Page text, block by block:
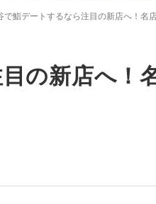
で鮨デートするなら注目の新店へ！名
の新店へ！